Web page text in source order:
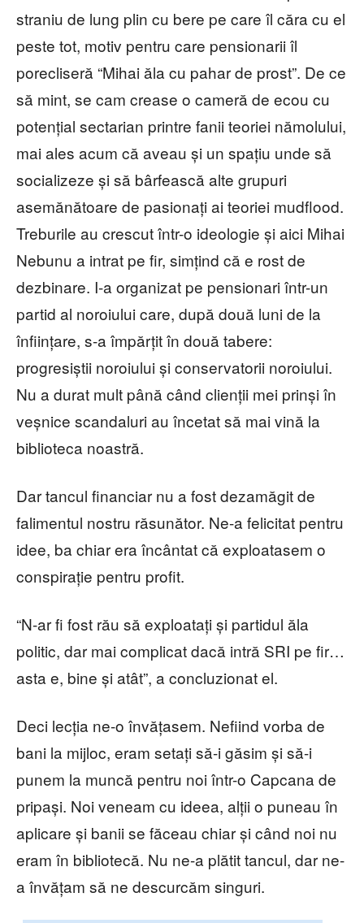
straniu de lung plin cu bere pe care îl căra cu el
peste tot, motiv pentru care pensionarii îl
porecliseră “Mihai ăla cu pahar de prost”. De ce
să mint, se cam crease o cameră de ecou cu
potențial sectarian printre fanii teoriei nămolului,
mai ales acum că aveau și un spațiu unde să
socializeze și să bârfească alte grupuri
asemănătoare de pasionați ai teoriei mudflood.
Treburile au crescut într-o ideologie și aici Mihai
Nebunu a intrat pe fir, simțind că e rost de
dezbinare. I-a organizat pe pensionari într-un
partid al noroiului care, după două luni de la
înființare, s-a împărțit în două tabere:
progresiștii noroiului și conservatorii noroiului.
Nu a durat mult până când clienții mei prinși în
veșnice scandaluri au încetat să mai vină la
biblioteca noastră.
Dar tancul financiar nu a fost dezamăgit de
falimentul nostru răsunător. Ne-a felicitat pentru
idee, ba chiar era încântat că exploatasem o
conspirație pentru profit.
“N-ar fi fost rău să exploatați și partidul ăla
politic, dar mai complicat dacă intră SRI pe fir…
asta e, bine și atât”, a concluzionat el.
Deci lecția ne-o învățasem. Nefiind vorba de
bani la mijloc, eram setați să-i găsim și să-i
punem la muncă pentru noi într-o Capcana de
pripași. Noi veneam cu ideea, alții o puneau în
aplicare și banii se făceau chiar și când noi nu
eram în bibliotecă. Nu ne-a plătit tancul, dar ne-
a învățam să ne descurcăm singuri.